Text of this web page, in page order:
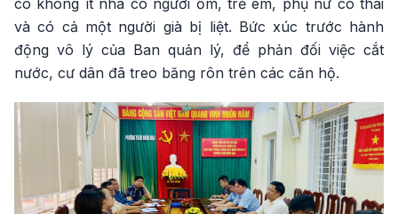
và có cả một người già bị liệt. Bức xúc trước hành
động vô lý của Ban quản lý, để phản đối việc cắt
nước, cư dân đã treo băng rôn trên các căn hộ.